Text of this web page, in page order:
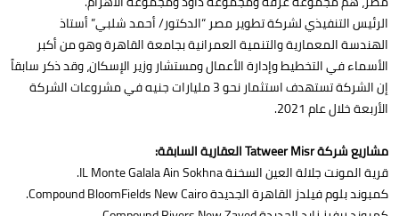
الرئيس التنفيذي لشركة تطوير مصر “الدكتور/ أحمد شلبي” أستاذ
الهندسة المعمارية والتنمية العمرانية بجامعة القاهرة وهو من أكبر
الأسماء في التخطيط وإدارة الأعمال ومستشار وزير الإسكان، وقد ذكر سابقاً
إن الشركة تستهدف استثمار نحو 3 مليارات جنيه في مشروعات الشركة
الأربعة خلال عام 2021.
مشاريع شركة Tatweer Misr العقارية السابقة:
قرية المونت جلالة العين السخنة IL Monte Galala Ain Sokhna.
كمبوند بلوم فيلدز القاهرة الجديدة Compound BloomFields New Cairo.